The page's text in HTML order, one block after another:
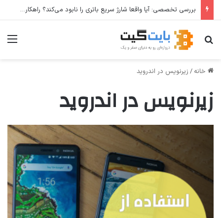
بررسی تخصصی: آیا واقعا شارژ سریع باتری را نابود می‌کند؟ راهکارهای عملی برای افزایش طول عمر باتری
جستجو برای
خانه / زیرنویس در اندروید
زیرنویس در اندروید